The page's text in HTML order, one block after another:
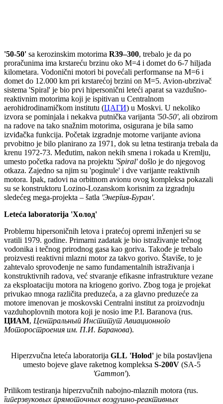
'50-50' sa kerozinskim motorima R39–300, trebalo je da po
proračunima ima krstareću brzinu oko M=4 i domet do 6-7 hiljada
kilometara. Vodonični motori bi povećali performanse na M=6 i
domet do 12.000 km pri krstarećoj brzini on M=5. Avion-ubrzivač
sistema 'Spiral' je bio prvi hipersonični leteći aparat sa vazdušno-
reaktivnim motorima koji je ispitivan u Centralnom
aerohidrodinamičkom institutu (ЦАГИ) u Moskvi. U nekoliko
izvora se pominjala i nekakva putnička varijanta '50-50', ali obzirom
na radove na tako snažnim motorima, osigurana je bila samo
izviđačka funkcija. Početak izgradnje motorne varijante aviona
prvobitno je bilo planirano za 1971, dok su letna testiranja trebala da
krenu 1972-73. Međutim, nakon nekih smena i rokada u Kremlju,
umesto početka radova na projektu 'Spiral'došlo je do njegovog
otkaza. Zajedno sa njim su 'poginule' i dve varijante reaktivnih
motora. Ipak, radovi na orbitnom avionu ovog kompleksa pokazali
su se konstruktoru Lozino-Lozanskom korisnim za izgradnju
sledećeg mega-projekta – šatla 'Энергия-Буран'.
Leteća laboratorija 'Холод'
Problemu hipersoničnih letova i pratećoj opremi inženjeri su se
vratili 1979. godine. Primarni zadatak je bio istraživanje tečnog
vodonika i tečnog prirodnog gasa kao goriva. Takođe je trebalo
proizvesti reaktivni mlazni motor za takvo gorivo. Štaviše, to je
zahtevalo sprovođenje ne samo fundamentalnih istraživanja i
konstruktivnih radova, već stvaranje efikasne infrastrukture vezane
za eksploataciju motora na kriogeno gorivo. Zbog toga je projekat
privukao mnoga različita preduzeća, a za glavno preduzeće za
motore imenovan je moskovski Centralni institut za proizvodnju
vazduhoplovnih motora koji je nosio ime P.I. Baranova (rus.
ЦИАМ, Центральный Институт Авиационного
Моторостроения им. П.И. Баранова).
Hiperzvučna leteća laboratorija GLL 'Holod' je bila postavljena
umesto bojeve glave raketnog kompleksa S-200V(SA-5
'Gammon').
Prilikom testiranja hiperzvučnih nabojno-mlaznih motora (rus.
гиперзвуковых прямоточных воздушно-реактивных